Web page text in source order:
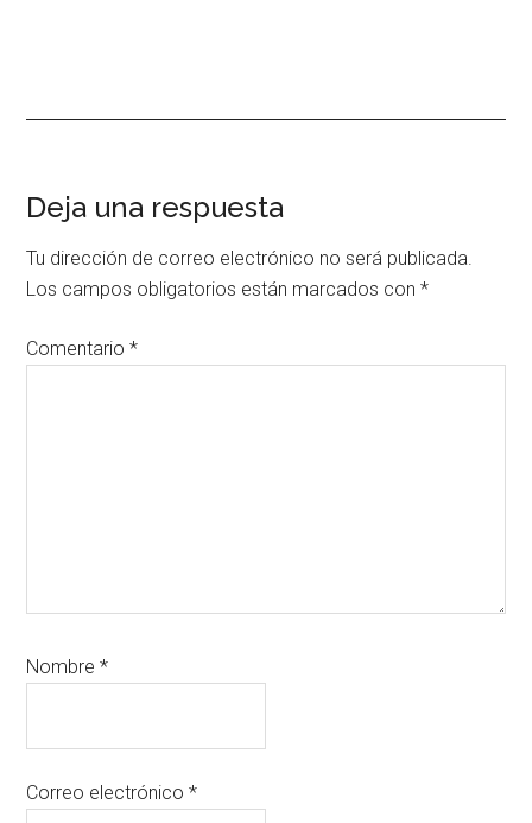
Interacciones
con
los
lectores
Deja una respuesta
Tu dirección de correo electrónico no será publicada.
Los campos obligatorios están marcados con*
Comentario*
Nombre*
Correo electrónico*